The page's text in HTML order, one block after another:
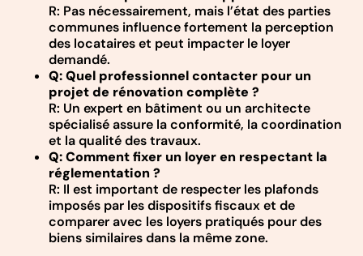
R: Pas nécessairement, mais l’état des parties
communes influence fortement la perception
des locataires et peut impacter le loyer
demandé.
Q: Quel professionnel contacter pour un
projet de rénovation complète ?
R: Un expert en bâtiment ou un architecte
spécialisé assure la conformité, la coordination
et la qualité des travaux.
Q: Comment fixer un loyer en respectant la
réglementation ?
R: Il est important de respecter les plafonds
imposés par les dispositifs fiscaux et de
comparer avec les loyers pratiqués pour des
biens similaires dans la même zone.